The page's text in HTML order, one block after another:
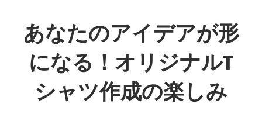
ン
テ
あなたのアイデアが形
になる！オリジナルT
シャツ作成の楽しみ